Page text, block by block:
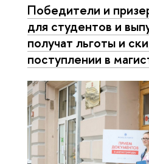
Победители и
для студентов и
получат льготы и
поступлении в